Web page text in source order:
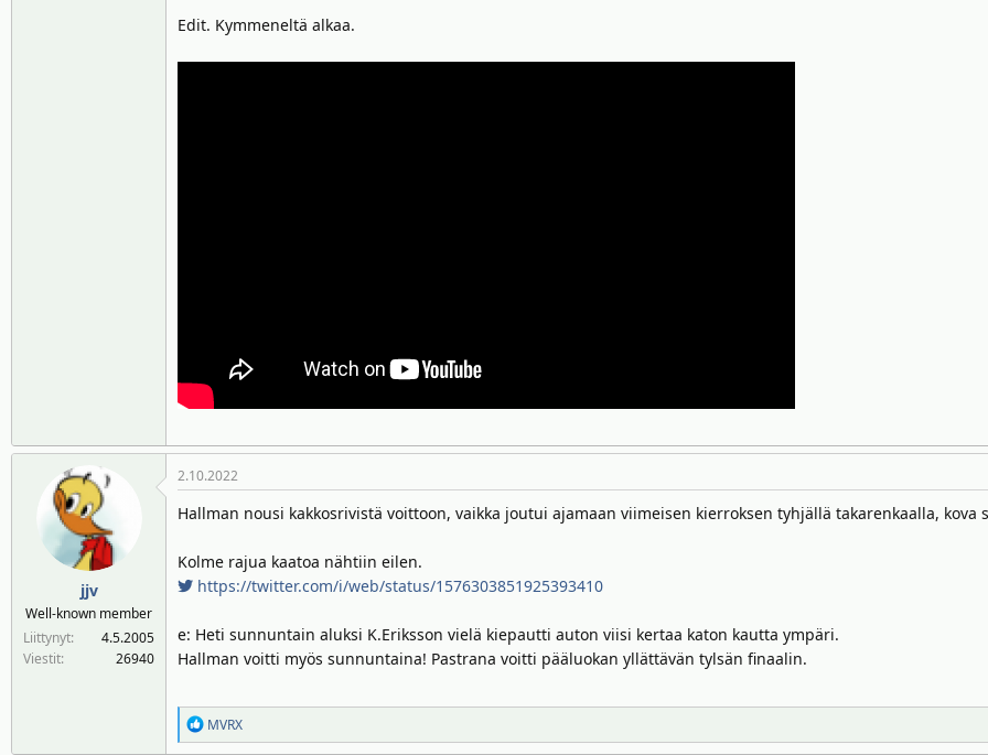
Edit. Kymmeneltä alkaa.
jjv
Well-known member
Liittynyt
4.5.2005
Viestit
26940
2.10.2022
Hallman nousi kakkosrivistä voittoon, vaikka joutui ajamaan viimeisen kierroksen tyhjällä takarenkaalla, kova
Kolme rajua kaatoa nähtiin eilen.
https://twitter.com/i/web/status/1576303851925393410
e: Heti sunnuntain aluksi K.Eriksson vielä kiepautti auton viisi kertaa katon kautta ympäri.
Hallman voitti myös sunnuntaina! Pastrana voitti pääluokan yllättävän tylsän finaalin.
R
e
MVRX